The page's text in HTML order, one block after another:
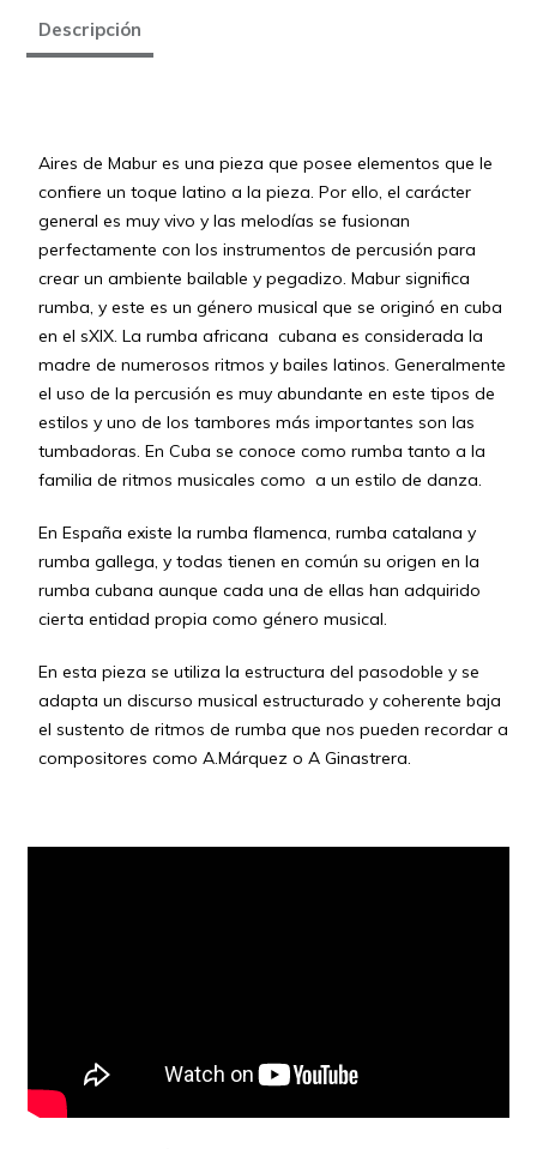
Descripción
Aires de Mabur es una pieza que posee elementos que le
confiere un toque latino a la pieza. Por ello, el carácter
general es muy vivo y las melodías se fusionan
perfectamente con los instrumentos de percusión para
crear un ambiente bailable y pegadizo. Mabur significa
rumba, y este es un género musical que se originó en cuba
en el sXIX. La rumba africana cubana es considerada la
madre de numerosos ritmos y bailes latinos. Generalmente
el uso de la percusión es muy abundante en este tipos de
estilos y uno de los tambores más importantes son las
tumbadoras. En Cuba se conoce como rumba tanto a la
familia de ritmos musicales como a un estilo de danza.
En España existe la rumba flamenca, rumba catalana y
rumba gallega, y todas tienen en común su origen en la
rumba cubana aunque cada una de ellas han adquirido
cierta entidad propia como género musical.
En esta pieza se utiliza la estructura del pasodoble y se
adapta un discurso musical estructurado y coherente baja
el sustento de ritmos de rumba que nos pueden recordar a
compositores como A.Márquez o A Ginastrera.